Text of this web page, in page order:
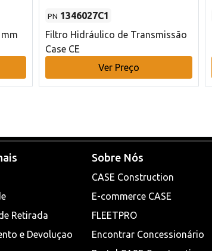
PN 1346027C1
Filtro Hidráulico de Transmissão
Case CE
Ver Preço
Retirada
e Devoluçao
Sobre Nós
CASE Construction
E-commerce CASE
FLEETPRO
Encontrar Concessionário